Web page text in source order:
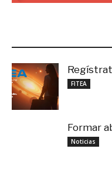
FITEA
Formar
Noticias